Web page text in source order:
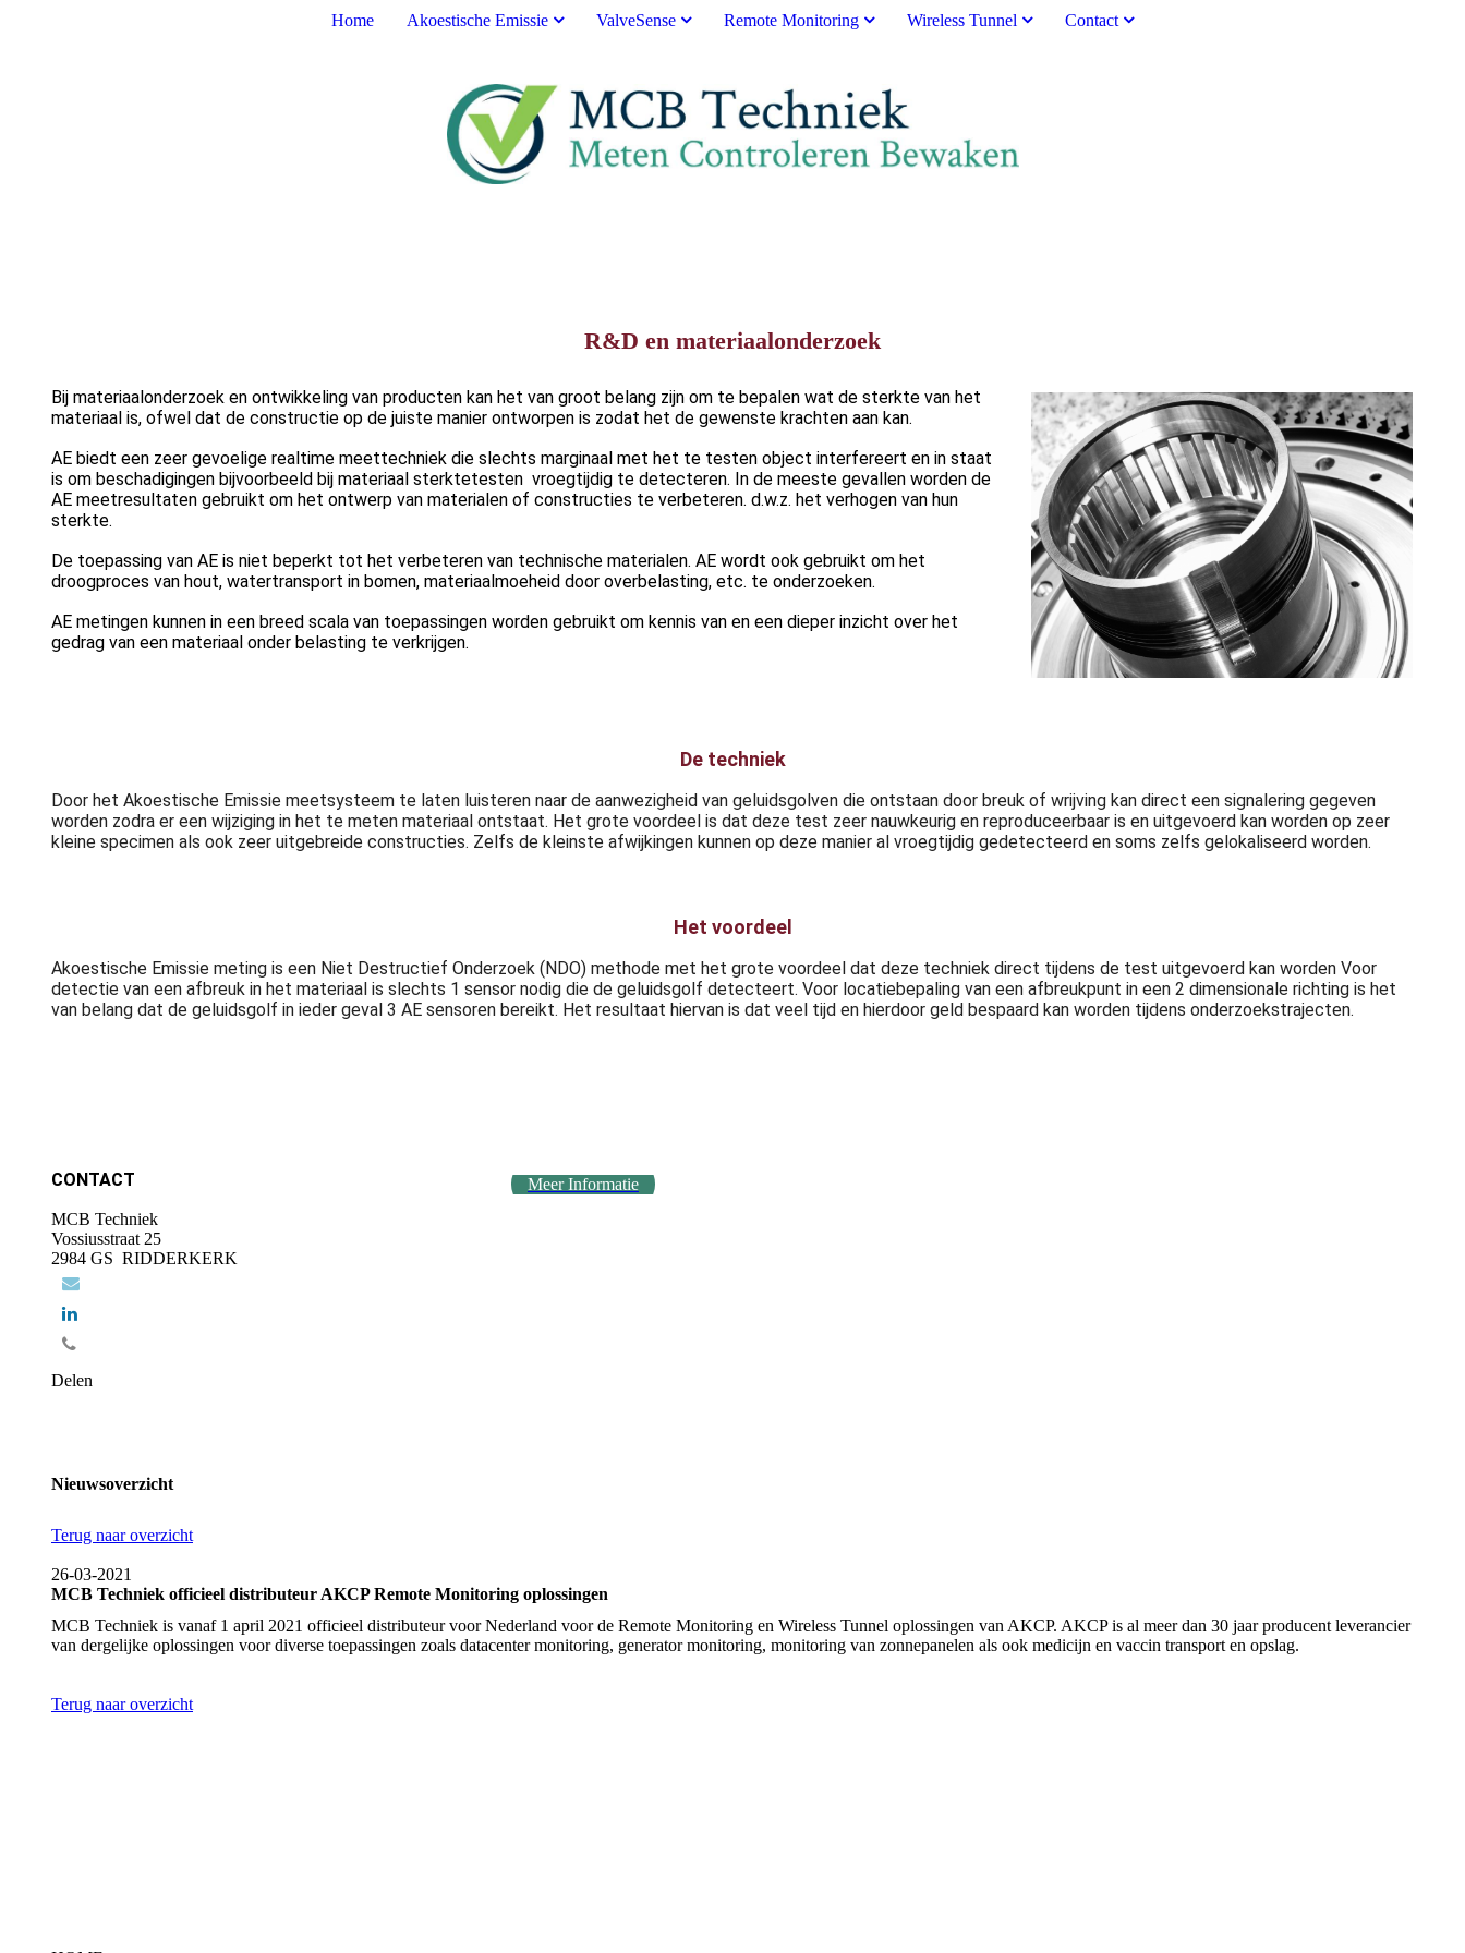
Home Akoestische Emissie ValveSense Remote Monitoring Wireless Tunnel Contact
R&D en materiaalonderzoek
Bij materiaalonderzoek en ontwikkeling van producten kan het van groot belang zijn om te bepalen wat de sterkte van het
materiaal is, ofwel dat de constructie op de juiste manier ontworpen is zodat het de gewenste krachten aan kan.
AE biedt een zeer gevoelige realtime meettechniek die slechts marginaal met het te testen object interfereert en in staat
is om beschadigingen bijvoorbeeld bij materiaal sterktetesten vroegtijdig te detecteren. In de meeste gevallen worden de
AE meetresultaten gebruikt om het ontwerp van materialen of constructies te verbeteren. d.w.z. het verhogen van hun
sterkte.
De toepassing van AE is niet beperkt tot het verbeteren van technische materialen. AE wordt ook gebruikt om het
droogproces van hout, watertransport in bomen, materiaalmoeheid door overbelasting, etc. te onderzoeken.
AE metingen kunnen in een breed scala van toepassingen worden gebruikt om kennis van en een dieper inzicht over het
gedrag van een materiaal onder belasting te verkrijgen.
De techniek
Door het Akoestische Emissie meetsysteem te laten luisteren naar de aanwezigheid van geluidsgolven die ontstaan door breuk of wrijving kan direct een signalering gegeven
worden zodra er een wijziging in het te meten materiaal ontstaat. Het grote voordeel is dat deze test zeer nauwkeurig en reproduceerbaar is en uitgevoerd kan worden op zeer
kleine specimen als ook zeer uitgebreide constructies. Zelfs de kleinste afwijkingen kunnen op deze manier al vroegtijdig gedetecteerd en soms zelfs gelokaliseerd worden.
Het voordeel
Akoestische Emissie meting is een Niet Destructief Onderzoek (NDO) methode met het grote voordeel dat deze techniek direct tijdens de test uitgevoerd kan worden Voor
detectie van een afbreuk in het materiaal is slechts 1 sensor nodig die de geluidsgolf detecteert. Voor locatiebepaling van een afbreukpunt in een 2 dimensionale richting is het
van belang dat de geluidsgolf in ieder geval 3 AE sensoren bereikt. Het resultaat hiervan is dat veel tijd en hierdoor geld bespaard kan worden tijdens onderzoekstrajecten.
CONTACT
MCB Techniek
Vossiusstraat 25
2984 GS RIDDERKERK
Delen
Meer Informatie
Nieuwsoverzicht
Terug naar overzicht
26-03-2021
MCB Techniek officieel distributeur AKCP Remote Monitoring oplossingen
MCB Techniek is vanaf 1 april 2021 officieel distributeur voor Nederland voor de Remote Monitoring en Wireless Tunnel oplossingen van AKCP. AKCP is al meer dan 30 jaar producent leverancier
van dergelijke oplossingen voor diverse toepassingen zoals datacenter monitoring, generator monitoring, monitoring van zonnepanelen als ook medicijn en vaccin transport en opslag.
Terug naar overzicht